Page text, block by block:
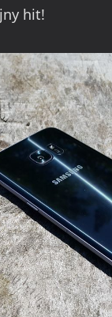
hit!